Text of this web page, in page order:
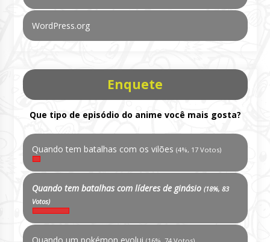
WordPress.org
Enquete
Que tipo de episódio do anime você mais gosta?
Quando tem batalhas com os vilões (4%, 17 Votos)
Quando tem batalhas com líderes de ginásio (18%, 83
Votos)
Quando um pokémon evolui